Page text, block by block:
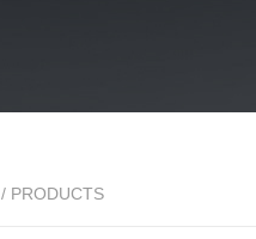
/ PRODUCTS